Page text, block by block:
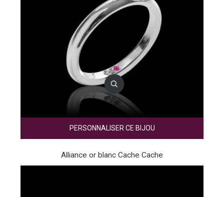
PERSONNALISER CE BIJOU
Alliance or blanc Cache Cache